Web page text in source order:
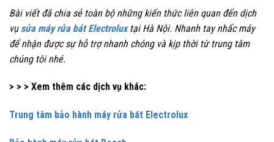
Bài viết đã chia sẻ toàn bộ những kiến thức liên quan đến dịch
vụ sửa máy rửa bát Electroluxtại Hà Nội. Nhanh tay nhấc máy
để nhận được sự hỗ trợ nhanh chóng và kịp thời từ trung tâm
chúng tôi nhé.
> > > Xem thêm các dịch vụ khác:
Trung tâm bảo hành máy rửa bát Electrolux